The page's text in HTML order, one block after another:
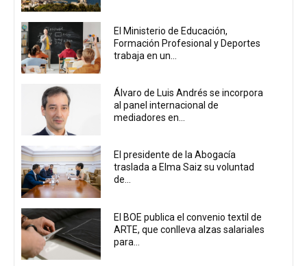
El Ministerio de Educación,
Formación Profesional y Deportes
trabaja en un...
Álvaro de Luis Andrés se incorpora
al panel internacional de
mediadores en...
El presidente de la Abogacía
traslada a Elma Saiz su voluntad
de...
El BOE publica el convenio textil de
ARTE, que conlleva alzas salariales
para...